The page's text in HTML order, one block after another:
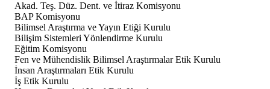
Akad. Teş. Düz. Dent. ve İtiraz Komisyonu
BAP Komisyonu
Bilimsel Araştırma ve Yayın Etiği Kurulu
Bilişim Sistemleri Yönlendirme Kurulu
Eğitim Komisyonu
Fen ve Mühendislik Bilimsel Araştırmalar Etik Kurulu
İnsan Araştırmaları Etik Kurulu
İş Etik Kurulu